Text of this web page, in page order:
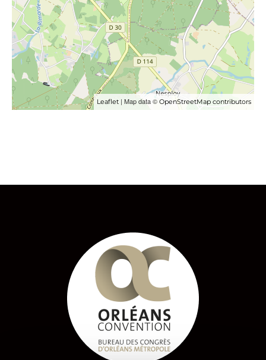
Leaflet | Map data © OpenStreetMap contributors